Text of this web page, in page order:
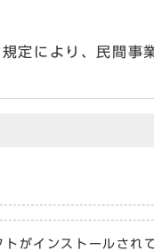
により、民間事
がインストールされ